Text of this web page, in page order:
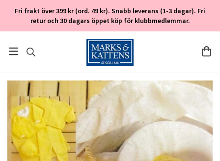
Fri frakt över 399 kr (ord. 49 kr). Snabb leverans (1-3 dagar). Fri
retur och 30 dagars öppet köp för klubbmedlemmar.